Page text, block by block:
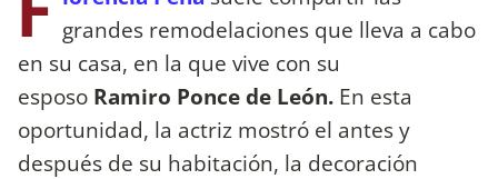
grandes remodelaciones que lleva a cabo
en su casa, en la que vive con su
esposo Ramiro Ponce de León. En esta
oportunidad, la actriz mostró el antes y
después de su habitación, la decoración